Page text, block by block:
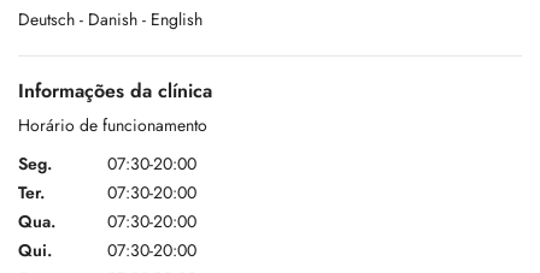
Deutsch - Danish - English
Informações da clínica
Horário de funcionamento
Seg.
07:30-20:00
Ter.
07:30-20:00
Qua.
07:30-20:00
Qui.
07:30-20:00